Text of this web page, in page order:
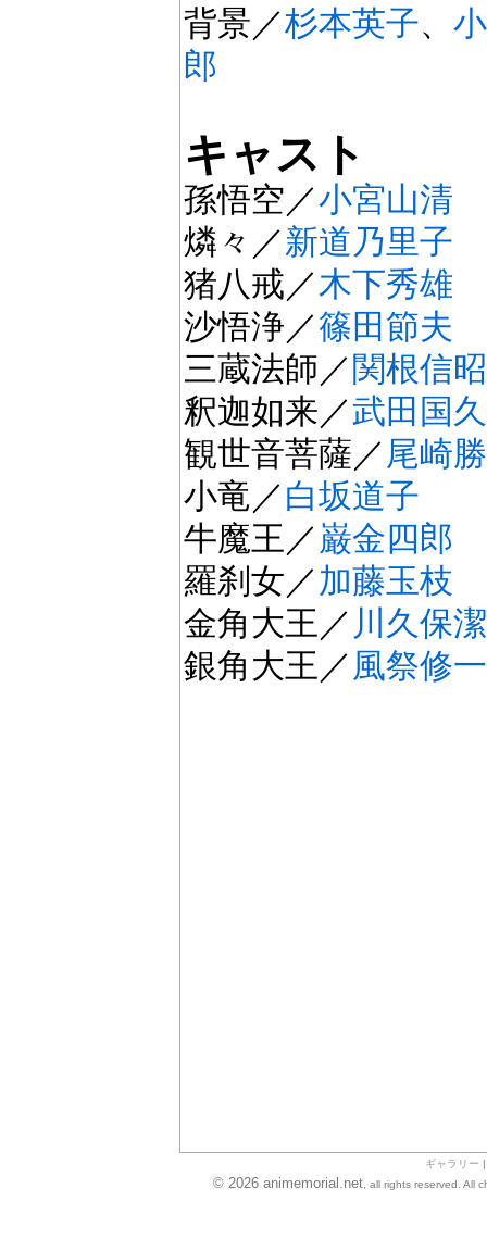
背景／杉本英子、
郎
キャスト
孫悟空／小宮山清
燐々／新道乃里子
猪八戒／木下秀雄
沙悟浄／篠田節夫
三蔵法師／ 関根信昭
釈迦如来／武田国久
観世音菩薩／尾崎
小竜／白坂道子
牛魔王／ 巌金四郎
羅刹女／加藤玉枝
金角大王／ 川久保潔
銀角大王／ 風祭修一
ギャラリー
© 2026 animemorial.net, all rights reserved. All